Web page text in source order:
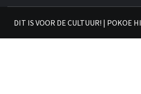
DIT IS VOOR DE CULTUUR! | POKOE